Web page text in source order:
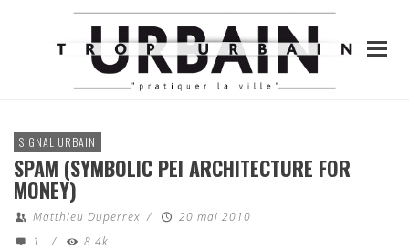
SIGNAL URBAIN
SPAM (SYMBOLIC PEI ARCHITECTURE FOR
MONEY)
Matthieu Duperrex /
20 mai 2010
1
/ 8.4k